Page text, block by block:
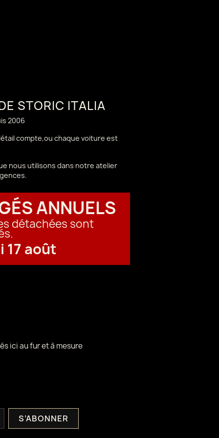
STORIC ITALIA
2006
compte,ou chaque voiture est
nous utilisons dans notre atelier
ANNUELS
détachées sont
17 août
ici au fur et à mesure